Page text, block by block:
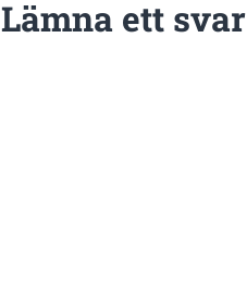
Lämna ett svar